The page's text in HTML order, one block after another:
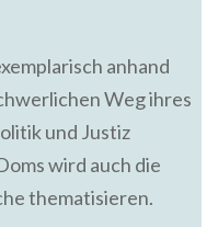
anhand
Weg ihres
und Justiz
wird auch die
thematisieren.